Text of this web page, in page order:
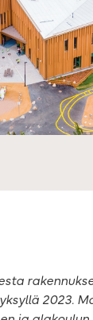
2023.